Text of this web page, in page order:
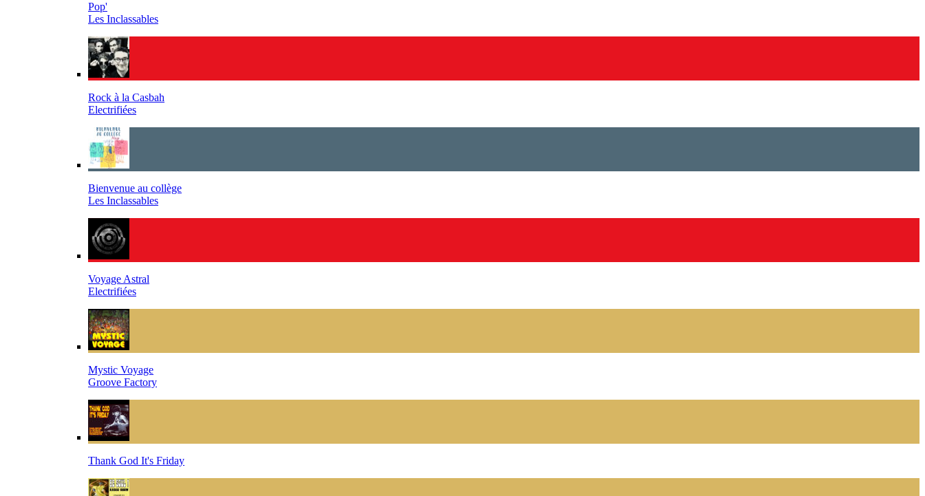
Pop'
Les Inclassables
Rock à la Casbah
Electrifiées
Bienvenue au collège
Les Inclassables
Voyage Astral
Electrifiées
Mystic Voyage
Groove Factory
Thank God It's Friday